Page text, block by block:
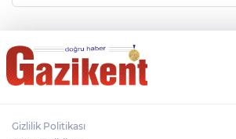
Gizlilik Politikası